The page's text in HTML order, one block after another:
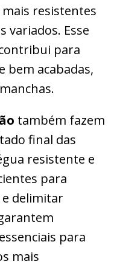
resistentes
variados. Esse
para
bem acabadas,
também fazem
final das
resistente e
para
e delimitar
para
mais